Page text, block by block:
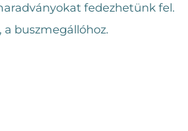
fedezhetünk fel.
buszmegállóhoz.